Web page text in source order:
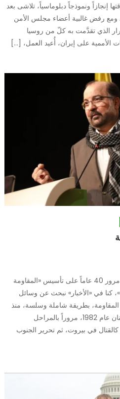
2015، واعتُبر وقتها إنجازاً ونموذجاً دبلوماسياً، تلاشى بعد
ومع رفض غالبية أعضاء مجلس الأمن
الذي تقدَّمت به كلّ من روسيا
الأممية على إيران، أُعيد العمل، […]
قبل ثلاثة أعوام، وفي أجواء ذكرى مرور 40 عاماً على تأسيس «المقاومة
كنا في «الأخبار» نبحث عن وسائل
بطريقة شاملة وسلسة، منذ
نشأتها عقب الاجتياح الإسرائيلي للبنان عام 1982، مروراً بالمراحل
في بيروت، ثم تحرير الجنوب